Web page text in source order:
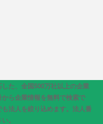
た、全国500万社以上の企業
ら企業情報を無料で検索で
法人を絞り込めます。法人番
。